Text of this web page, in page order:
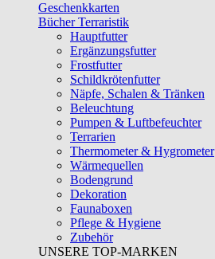
Geschenkkarten
Bücher Terraristik
Hauptfutter
Ergänzungsfutter
Frostfutter
Schildkrötenfutter
Näpfe, Schalen & Tränken
Beleuchtung
Pumpen & Luftbefeuchter
Terrarien
Thermometer & Hygrometer
Wärmequellen
Bodengrund
Dekoration
Faunaboxen
Pflege & Hygiene
Zubehör
UNSERE TOP-MARKEN